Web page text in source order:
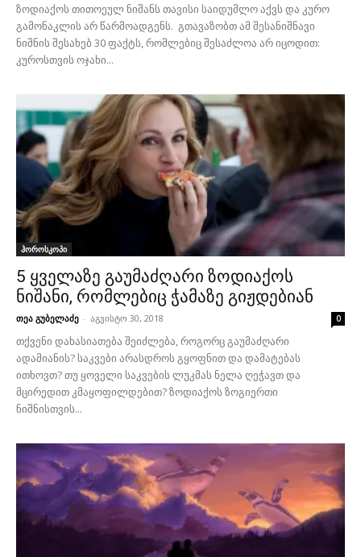
ზოდიაქოს თითოეულ ნიშანს თავისი საიდუმლო აქვს და კურო
გამონაკლის არ წარმოადგენს. გთავაზობთ ამ შესანიშნავი
ნიშნის შესახებ 30 ფაქტს, რომლებიც შესაძლოა არ იცოდით:
კუროსთვის ოჯახი...
ჰოროსკოპი
5 ყველაზე გაუმაძღარი ზოდიაქოს
ნიშანი, რომლებიც ჭამაზე გიჟდებიან
თეა გუბელაძე - აგვისტო 30, 2018 0
თქვენი დახასიათება შეიძლება, როგორც გაუმაძღარი
ადამიანის? საკვები არასდროს გყოფნით და დამატებას
ითხოვთ? თუ ყოველი საკვების ლუკმას ნელა ღეჭავთ და
მცირედით კმაყოფილდებით? ზოდიაქოს ზოგიერთი
ნიშნისთვის...